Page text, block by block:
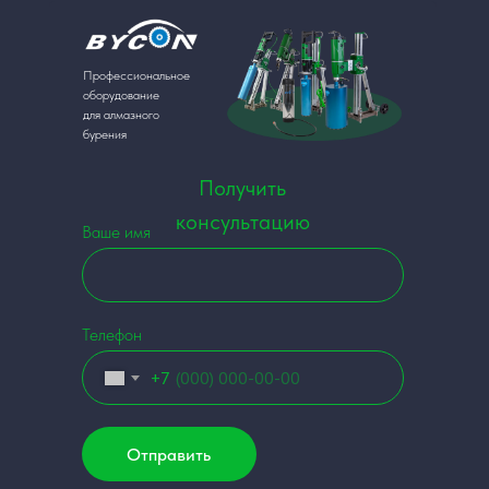
Профессиональное
оборудование
для алмазного
бурения
Получить
консультацию
Ваше имя
Телефон
+7
Отправить